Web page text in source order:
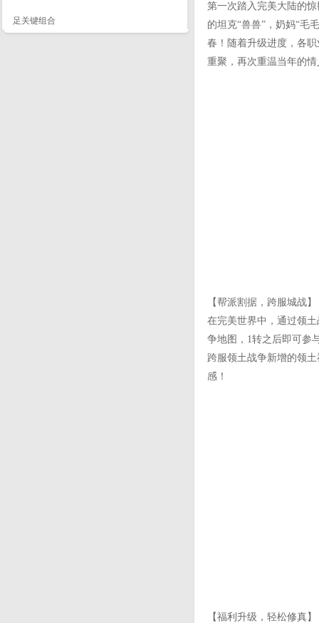
足关键组合
第一次踏入完美大陆的
的坦克“兽兽”，奶妈“毛
春！随着升级进度，各
重聚，再次重温当年的情
【帮派割据，跨服城战】
在完美世界中，通过领
争地图，1转之后即可参
跨服领土战争新增的领
感！
【福利升级，轻松修真】